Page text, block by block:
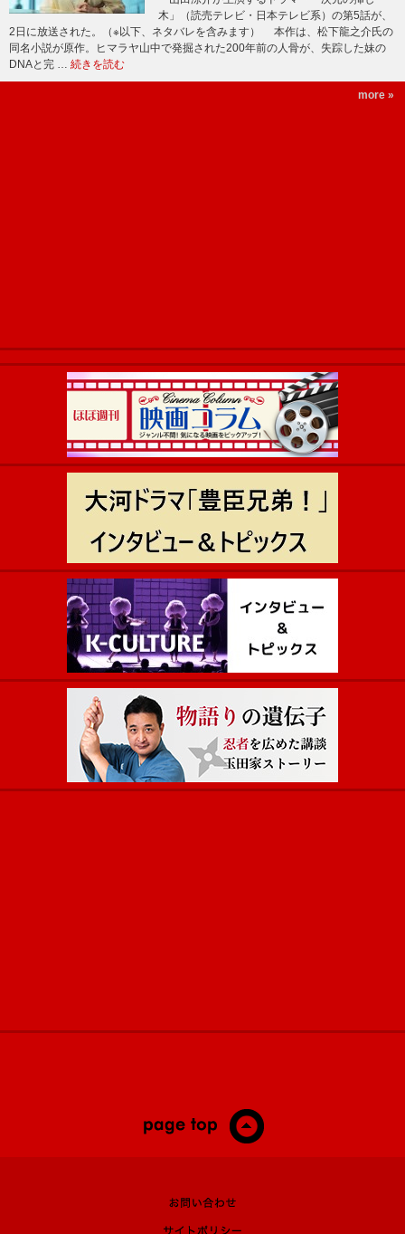
木」（読売テレビ・日本テレビ系）の第5話が、
2日に放送された。（※以下、ネタバレを含みます） 本作は、松下龍之介氏の
同名小説が原作。ヒマラヤ山中で発掘された200年前の人骨が、失踪した妹の
DNAと完 … 続きを読む
more »